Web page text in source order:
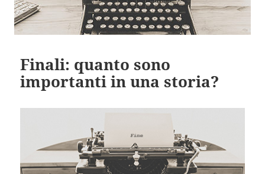
Finali: quanto sono
importanti in una storia?